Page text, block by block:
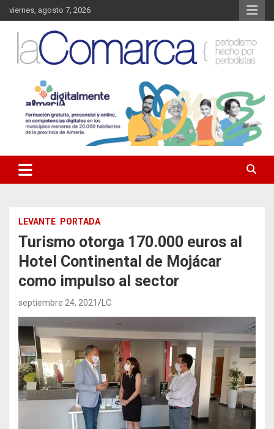
Saltar
al
contenido
viernes, agosto 7, 2026
La Comarca – Noticias del
Almanzora
Almanzora y sus localidades.
LEVANTE PORTADA
Turismo otorga 170.000 euros al
Hotel Continental de Mojácar
como impulso al sector
septiembre 24, 2021 LC